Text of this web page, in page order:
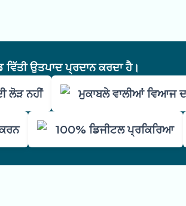
ਉਤਪਾਦ ਪ੍ਰਦਾਨ ਕਰਦਾ ਹੈ।
ਲੋੜ ਨਹੀਂ ਮੁਕਾਬਲੇ ਵਾਲੀਆਂ ਵਿਆਜ
100% ਡਿਜੀਟਲ ਪ੍ਰਕਿਰਿਆ